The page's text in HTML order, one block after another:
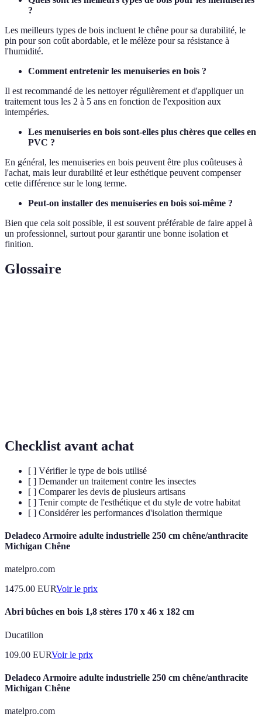
?
Les meilleurs types de bois incluent le chêne pour sa durabilité, le
pin pour son coût abordable, et le mélèze pour sa résistance à
l'humidité.
Comment entretenir les menuiseries en bois ?
Il est recommandé de les nettoyer régulièrement et d'appliquer un
traitement tous les 2 à 5 ans en fonction de l'exposition aux
intempéries.
Les menuiseries en bois sont-elles plus chères que celles en
PVC ?
En général, les menuiseries en bois peuvent être plus coûteuses à
l'achat, mais leur durabilité et leur esthétique peuvent compenser
cette différence sur le long terme.
Peut-on installer des menuiseries en bois soi-même ?
Bien que cela soit possible, il est souvent préférable de faire appel à
un professionnel, surtout pour garantir une bonne isolation et
finition.
Glossaire
Checklist avant achat
[ ] Vérifier le type de bois utilisé
[ ] Demander un traitement contre les insectes
[ ] Comparer les devis de plusieurs artisans
[ ] Tenir compte de l'esthétique et du style de votre habitat
[ ] Considérer les performances d'isolation thermique
Deladeco Armoire adulte industrielle 250 cm chêne/anthracite
Michigan Chêne
matelpro.com
1475.00 EURVoir le prix
Abri bûches en bois 1,8 stères 170 x 46 x 182 cm
Ducatillon
109.00 EURVoir le prix
Deladeco Armoire adulte industrielle 250 cm chêne/anthracite
Michigan Chêne
matelpro.com